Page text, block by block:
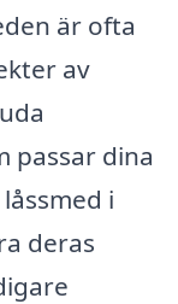
är ofta
av
passar dina
i
deras